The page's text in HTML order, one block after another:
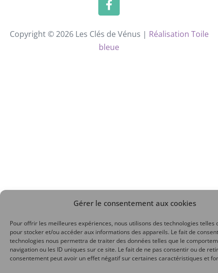
Gérer le consentement aux cookies
Pour offrir les meilleures expériences, nous utilisons des technologies telles
pour stocker et/ou accéder aux informations des appareils. Le fait de
technologies nous permettra de traiter des données telles que le
navigation ou les ID uniques sur ce site. Le fait de ne pas consentir ou de
consentement peut avoir un effet négatif sur certaines caractéristiques et
Copyright © 2026 Les Clés de Vénus | Réalisation Toile
bleue